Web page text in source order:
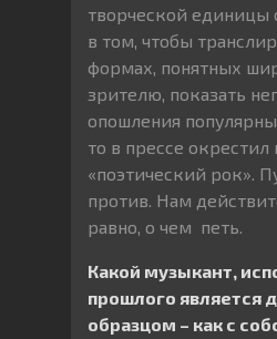
творческой единицы
в том, чтобы
формах, понятных
зрителю, показать
опошления
то в прессе
«поэтический рок».
против. Нам
равно, о чем петь.
Какой музыкант,
прошлого является
образцом – как с